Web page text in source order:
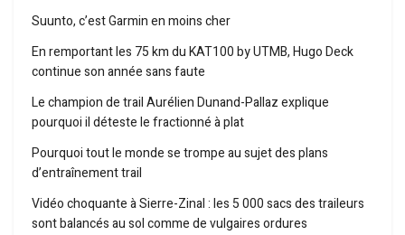
Suunto, c’est Garmin en moins cher
En remportant les 75 km du KAT100 by UTMB, Hugo Deck
continue son année sans faute
Le champion de trail Aurélien Dunand-Pallaz explique
pourquoi il déteste le fractionné à plat
Pourquoi tout le monde se trompe au sujet des plans
d’entraînement trail
Vidéo choquante à Sierre-Zinal : les 5 000 sacs des traileurs
sont balancés au sol comme de vulgaires ordures